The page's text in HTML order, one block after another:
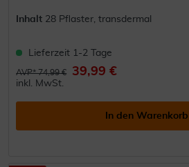
Inhalt 28 Pflaster, transdermal
Lieferzeit 1-2 Tage
AVP* 74,99 € 39,99 €
inkl. MwSt.
In den Warenkorb